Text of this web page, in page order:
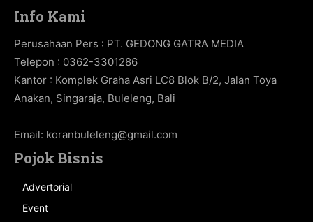
Info Kami
Perusahaan Pers : PT. GEDONG GATRA MEDIA
Telepon : 0362-3301286
Kantor : Komplek Graha Asri LC8 Blok B/2, Jalan Toya
Anakan, Singaraja, Buleleng, Bali
Email: koranbuleleng@gmail.com
Pojok Bisnis
Advertorial
Event